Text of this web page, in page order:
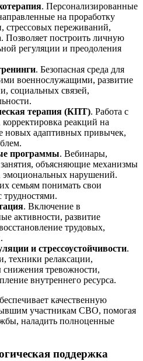
. Персонализированные
на проработку
стрессовых переживаний,
построить личную
регуляции и преодоления
. Безопасная среда для
военнослужащими, развитие
социальных связей,
терапия (КПТ). Работа с
реакций на
новых адаптивных привычек,
программы. Вебинары,
объясняющие механизмы
эмоциональных нарушений.
семьям понимать свои
трудностями.
. Включение в
активности, развитие
трудовых,
и стрессоустойчивости.
техники релаксации,
тревожности,
внутреннего ресурса.
качественную
участникам СВО, помогая
наладить полноценные
поддержка